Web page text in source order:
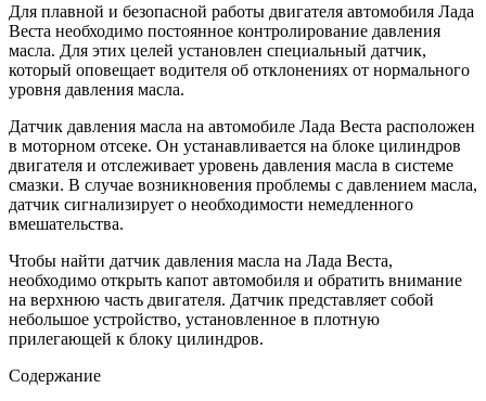
Для плавной и безопасной работы двигателя автомобиля Лада
Веста необходимо постоянное контролирование давления
масла. Для этих целей установлен специальный датчик,
который оповещает водителя об отклонениях от нормального
уровня давления масла.
Датчик давления масла на автомобиле Лада Веста расположен
в моторном отсеке. Он устанавливается на блоке цилиндров
двигателя и отслеживает уровень давления масла в системе
смазки. В случае возникновения проблемы с давлением масла,
датчик сигнализирует о необходимости немедленного
вмешательства.
Чтобы найти датчик давления масла на Лада Веста,
необходимо открыть капот автомобиля и обратить внимание
на верхнюю часть двигателя. Датчик представляет собой
небольшое устройство, установленное в плотную
прилегающей к блоку цилиндров.
Содержание